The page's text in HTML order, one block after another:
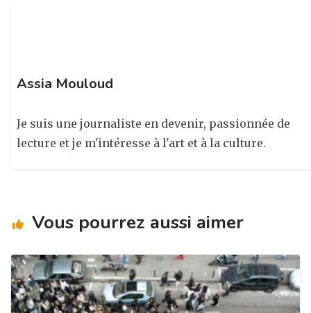
Assia Mouloud
Je suis une journaliste en devenir, passionnée de
lecture et je m'intéresse à l'art et à la culture.
Vous pourrez aussi aimer